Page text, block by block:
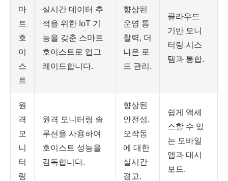
마
트
호
이
스
트
실시간 데이터 추
적을 위한 IoT 기
능을 갖춘 스마트
호이스트로 업그
레이드합니다.
향상된
운영 통
찰력, 더
나은 로
드 관리.
클라우드
기반 모니
터링 시스
템과 통합.
원
격
모
니
터
링
원격 모니터링 솔
루션을 사용하여
호이스트 성능을
감독합니다.
향상된
안전성,
오작동
에 대한
실시간
경고.
쉽게 액세
스할 수 있
는 모바일
앱과 대시
보드.